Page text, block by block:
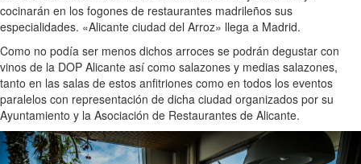
cocinarán en los fogones de restaurantes madrileños sus
especialidades. «Alicante ciudad del Arroz» llega a Madrid.
Como no podía ser menos dichos arroces se podrán degustar con
vinos de la DOP Alicante así como salazones y medias salazones,
tanto en las salas de estos anfitriones como en todos los eventos
paralelos con representación de dicha ciudad organizados por su
Ayuntamiento y la Asociación de Restaurantes de Alicante.